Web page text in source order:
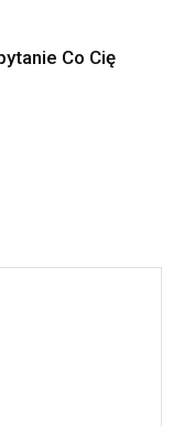
Co Cię